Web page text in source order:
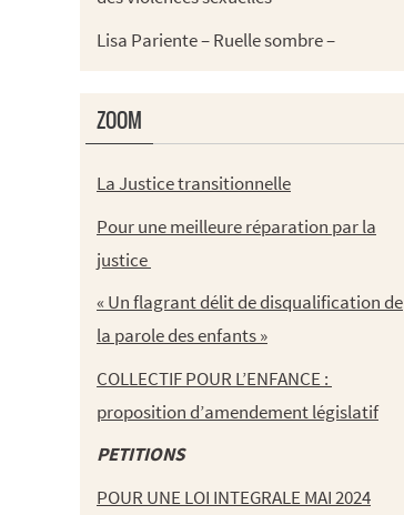
Lisa Pariente – Ruelle sombre –
ZOOM
La Justice transitionnelle
Pour une meilleure réparation par la
justice
« Un flagrant délit de disqualification de
la parole des enfants »
COLLECTIF POUR L’ENFANCE :
proposition d’amendement législatif
PETITIONS
POUR UNE LOI INTEGRALE MAI 2024